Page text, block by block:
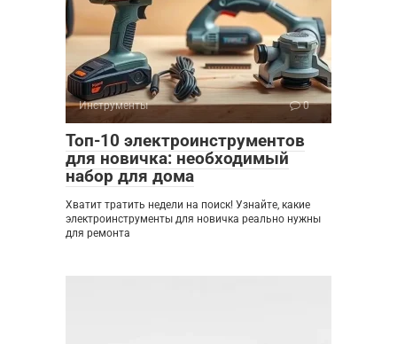
Инструменты 0
Топ-10 электроинструментов
для новичка: необходимый
набор для дома
Хватит тратить недели на поиск! Узнайте, какие
электроинструменты для новичка реально нужны
для ремонта